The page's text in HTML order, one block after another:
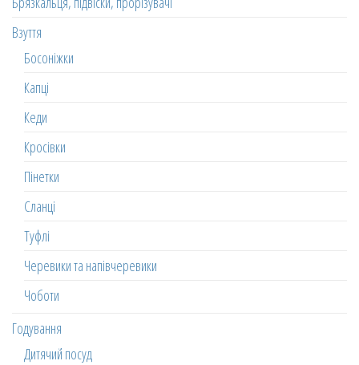
Взуття
Босоніжки
Капці
Кеди
Кросівки
Пінетки
Сланці
Туфлі
Черевики та напівчеревики
Чоботи
Годування
Дитячий посуд